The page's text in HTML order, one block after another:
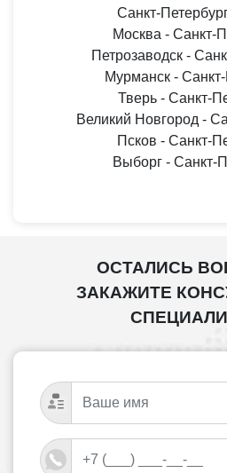
Санкт-
Москва - Санкт-
Петрозаводск -
Мурманск -
Тверь - Санкт-
Великий Новгород -
Псков - Санкт-
Выборг - Санкт-
ОСТАЛИСЬ
ЗАКАЖИТЕ